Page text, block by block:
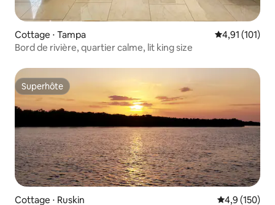
Cottage ⋅ Tampa Évaluation
4,91 (101)
Bord de rivière, quartier calme, lit king size
Superhôte
Superhôte
Cottage ⋅ Ruskin Évaluation
4,9 (150)